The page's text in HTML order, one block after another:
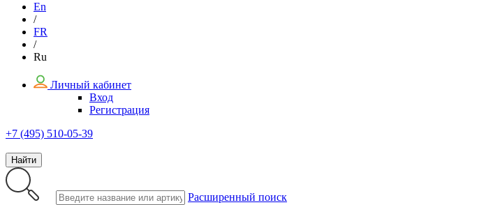
En
/
FR
/
Ru
Личный кабинет
Вход
Регистрация
+7 (495) 510-05-39
Найти
Расширенный поиск